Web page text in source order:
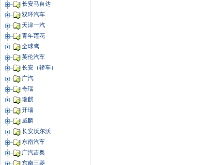
长安马自达
双环汽车
天津一汽
青年莲花
全球鹰
英伦汽车
长安（轿车）
广汽
奇瑞
瑞麒
开瑞
威麟
长安沃尔沃
东南汽车
广汽吉奥
东南三菱